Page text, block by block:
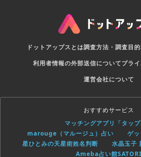
ドットアップスとは調査方法・調査目的
利用者情報の外部送信についてプラ
運営会社について
おすすめサービス
マッチングアプリ「タップ
marouge（マルージュ）占い
ゲ
星ひとみの天星術姓名判断
水晶玉子
Ameba占い館SATORI